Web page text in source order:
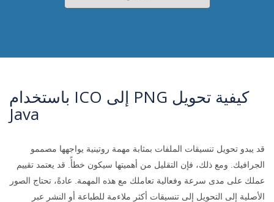
كيفية تحويل PNG إلى ICO باستخدام
Java
قد يبدو تحويل تنسيقات الملفات بمثابة مهمة روتينية يواجهها مصممو
الجرافيك. ومع ذلك، فإن التقليل من أهميتها سيكون خطأً. قد يعتمد تقييم
عملك على مدى سرعة وفعالية تعاملك مع هذه المهمة. عادةً، تحتاج الصور
الأصلية إلى التحويل إلى تنسيقات أكثر ملاءمة للطباعة أو النشر عبر